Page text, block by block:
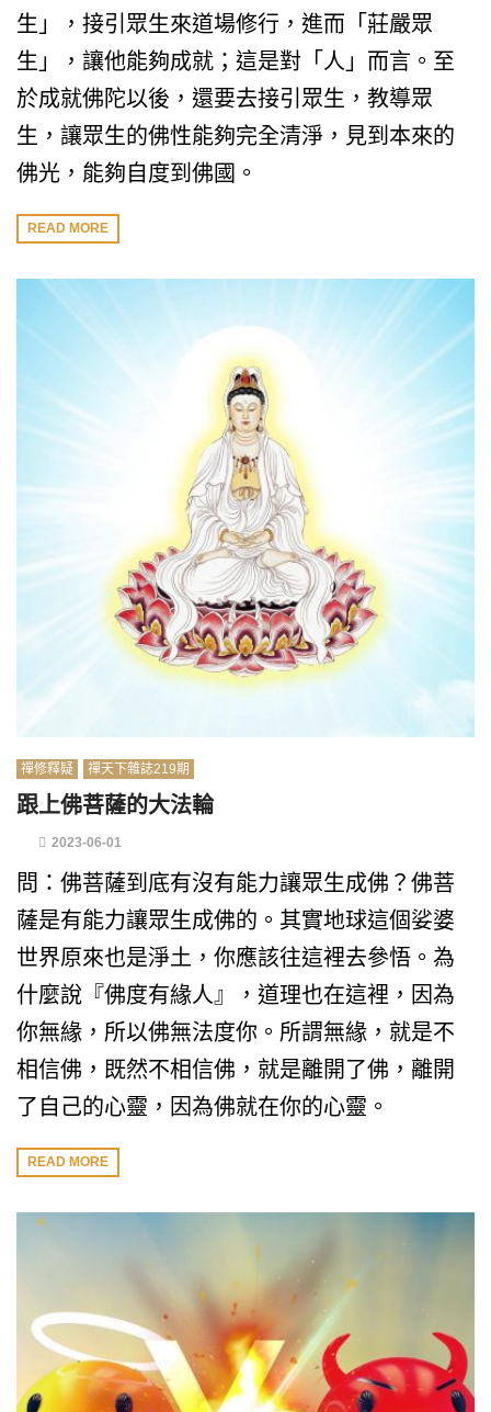
生」，接引眾生來道場修行，進而「莊嚴眾
生」，讓他能夠成就；這是對「人」而言。至
於成就佛陀以後，還要去接引眾生，教導眾
生，讓眾生的佛性能夠完全清淨，見到本來的
佛光，能夠自度到佛國。
READ MORE
禪修釋疑 禪天下雜誌219期
跟上佛菩薩的大法輪
2023-06-01
問：佛菩薩到底有沒有能力讓眾生成佛？佛菩
薩是有能力讓眾生成佛的。其實地球這個娑婆
世界原來也是淨土，你應該往這裡去參悟。為
什麼說『佛度有緣人』，道理也在這裡，因為
你無緣，所以佛無法度你。所謂無緣，就是不
相信佛，既然不相信佛，就是離開了佛，離開
了自己的心靈，因為佛就在你的心靈。
READ MORE